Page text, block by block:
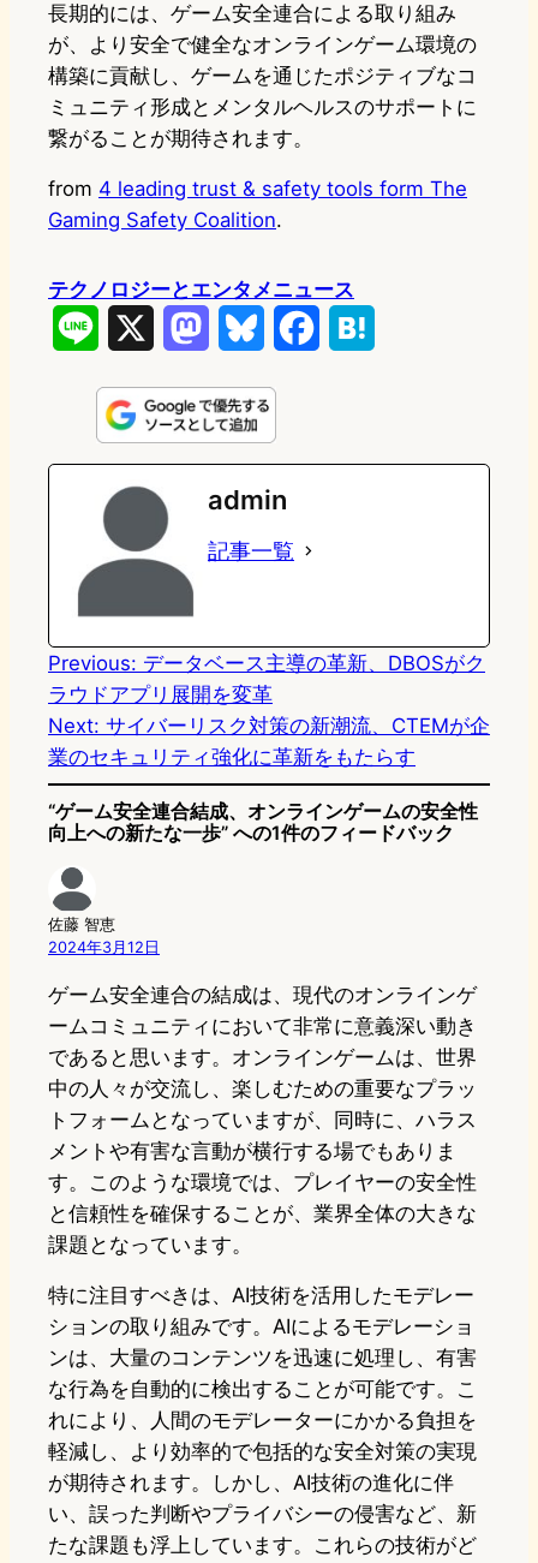
長期的には、ゲーム安全連合による取り組み
が、より安全で健全なオンラインゲーム環境の
構築に貢献し、ゲームを通じたポジティブなコ
ミュニティ形成とメンタルヘルスのサポートに
繋がることが期待されます。
from 4 leading trust & safety tools form The
Gaming Safety Coalition.
テクノロジーとエンタメニュース
n
e
s
t
o
d
n
u
e
s
k
e
k
e
admin
記事一覧
Previous: データベース主導の革新、DBOSがク
ラウドアプリ展開を変革
Next: サイバーリスク対策の新潮流、CTEMが企
業のセキュリティ強化に革新をもたらす
“ゲーム安全連合結成、オンラインゲームの安全性
向上への新たな一歩” への1件のフィードバック
佐藤 智恵
2024年3月12日
ゲーム安全連合の結成は、現代のオンラインゲ
ームコミュニティにおいて非常に意義深い動き
であると思います。オンラインゲームは、世界
中の人々が交流し、楽しむための重要なプラッ
トフォームとなっていますが、同時に、ハラス
メントや有害な言動が横行する場でもありま
す。このような環境では、プレイヤーの安全性
と信頼性を確保することが、業界全体の大きな
課題となっています。
特に注目すべきは、AI技術を活用したモデレー
ションの取り組みです。AIによるモデレーショ
ンは、大量のコンテンツを迅速に処理し、有害
な行為を自動的に検出することが可能です。こ
れにより、人間のモデレーターにかかる負担を
軽減し、より効率的で包括的な安全対策の実現
が期待されます。しかし、AI技術の進化に伴
い、誤った判断やプライバシーの侵害など、新
たな課題も浮上しています。これらの技術がど